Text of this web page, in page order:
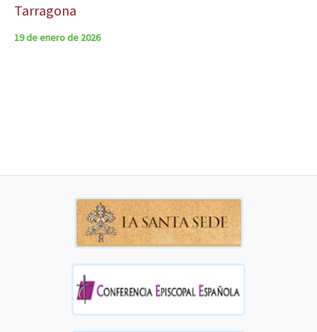
Tarragona
19 de enero de 2026